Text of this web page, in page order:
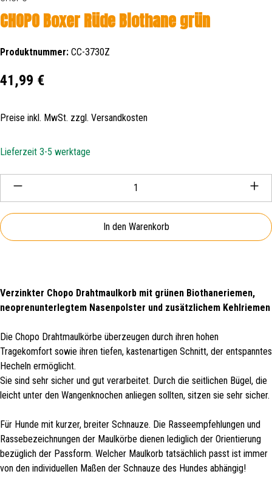
CHOPO Boxer Rüde Biothane grün
Produktnummer: CC-3730Z
Regulärer Preis:
41,99 €
Preise inkl. MwSt. zzgl. Versandkosten
Lieferzeit 3-5 werktage
Produkt Anzahl: Gib den gewünschten Wert ein oder
In den Warenkorb
Verzinkter Chopo Drahtmaulkorb mit grünen Biothaneriemen,
neoprenunterlegtem Nasenpolster und zusätzlichem Kehlriemen
Die Chopo Drahtmaulkörbe überzeugen durch ihren hohen
Tragekomfort sowie ihren tiefen, kastenartigen Schnitt, der entspanntes
Hecheln ermöglicht.
Sie sind sehr sicher und gut verarbeitet. Durch die seitlichen Bügel, die
leicht unter den Wangenknochen anliegen sollten, sitzen sie sehr sicher.
Für Hunde mit kurzer, breiter Schnauze. Die Rasseempfehlungen und
Rassebezeichnungen der Maulkörbe dienen lediglich der Orientierung
bezüglich der Passform. Welcher Maulkorb tatsächlich passt ist immer
von den individuellen Maßen der Schnauze des Hundes abhängig!